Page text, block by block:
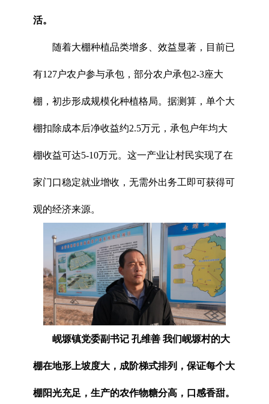
活。
随着大棚种植品类增多、效益显著，目前已
有127户农户参与承包，部分农户承包2-3座大
棚，初步形成规模化种植格局。据测算，单个大
棚扣除成本后净收益约2.5万元，承包户年均大
棚收益可达5-10万元。这一产业让村民实现了在
家门口稳定就业增收，无需外出务工即可获得可
观的经济来源。
岘塬镇党委副书记 孔维善 我们岘塬村的大
棚在地形上坡度大，成阶梯式排列，保证每个大
棚阳光充足，生产的农作物糖分高，口感香甜。